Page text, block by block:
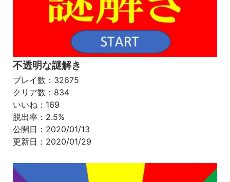
不透明な謎解き
プレイ数：32675
クリア数：834
いいね：169
脱出率：2.5%
公開日：2020/01/13
更新日：2020/01/29